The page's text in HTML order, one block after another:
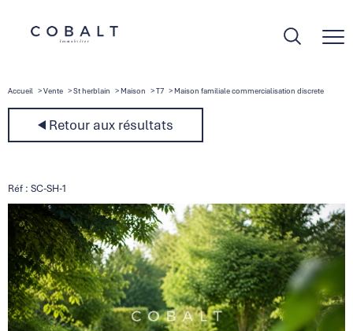
Accueil Vente St herblain Maison T7 Maison familiale commercialisation discrete
Retour aux résultats
Réf : SC-SH-1